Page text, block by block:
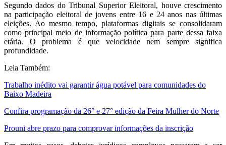
Segundo dados do Tribunal Superior Eleitoral, houve crescimento
na participação eleitoral de jovens entre 16 e 24 anos nas últimas
eleições. Ao mesmo tempo, plataformas digitais se consolidaram
como principal meio de informação política para parte dessa faixa
etária. O problema é que velocidade nem sempre significa
profundidade.
Leia Também:
Trabalho inédito vai garantir água potável para comunidades do
Baixo Madeira
Confira programação da 26° e 27° edição da Feira Mulher do Norte
Prouni abre prazo para comprovar informações da inscrição